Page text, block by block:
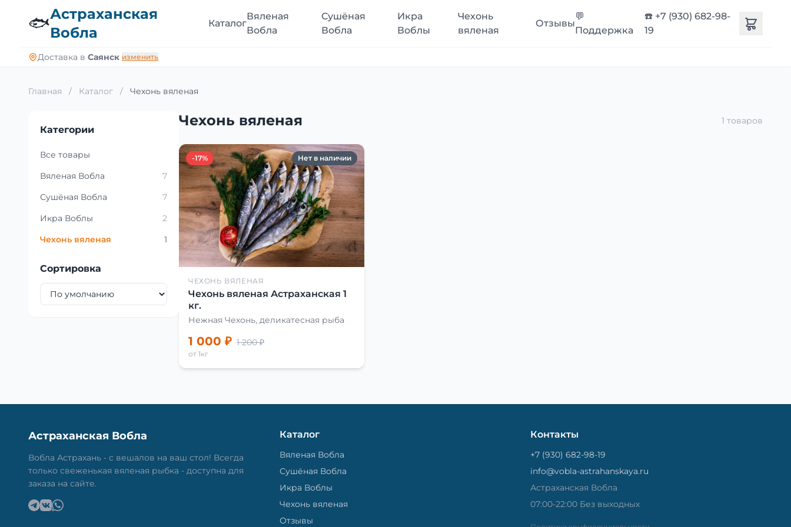
🐟Астраханская
Вобла
Каталог
Вяленая
Вобла
Сушёная
Вобла
Икра
Воблы
Чехонь
вяленая
Отзывы
💬
Поддержка
☎️ +7 (930) 682-98-
19
Доставка в Саянск изменить
Главная / Каталог / Чехонь вяленая
Категории
Все товары
Вяленая Вобла
7
Сушёная Вобла
7
Икра Воблы
2
Чехонь вяленая
1
Сортировка
Чехонь вяленая 1 товаров
-17% Нет в наличии
ЧЕХОНЬ ВЯЛЕНАЯ
Чехонь вяленая Астраханская 1
кг.
Нежная Чехонь, деликатесная рыба
1 000 ₽ 1 200 ₽
от 1кг
Астраханская Вобла
Вобла Астрахань - с вешалов на ваш стол! Всегда
только свеженькая вяленая рыбка - доступна для
заказа на сайте.
Каталог
Вяленая Вобла
Сушёная Вобла
Икра Воблы
Чехонь вяленая
Отзывы
Контакты
+7 (930) 682-98-19
info@vobla-astrahanskaya.ru
Астраханская Вобла
07:00-22:00 Без выходных